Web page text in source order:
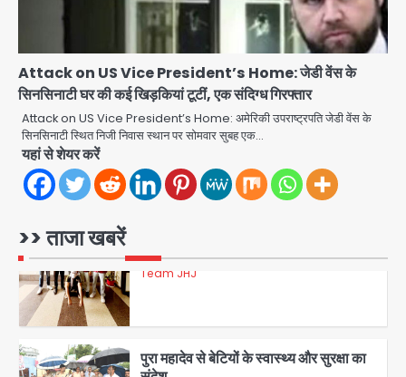
Attack on US Vice President’s Home: जेडी वेंस के
सिनसिनाटी घर की कई खिड़कियां टूटीं, एक संदिग्ध गिरफ्तार
Attack on US Vice President’s Home: अमेरिकी उपराष्ट्रपति जेडी वेंस के
सिनसिनाटी स्थित निजी निवास स्थान पर सोमवार सुबह एक…
यहां से शेयर करें
>> ताजा खबरें
4
डबल मर्डर का मुख्य साजिशकर्ता क्राइम ब्रांच
के हत्थे
5
रोहित चौधरी गैंग का कुख्यात बदमाश राजस्थान
से गिरफ्तार
1
संदेश
Team JHJ